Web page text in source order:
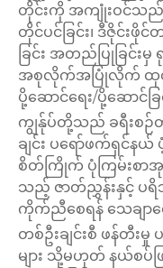
တိုင်းကို အကျုံးဝင်သည်-
တိုင်ပင်ခြင်း၊ ဒီဇိုင်းဖို
ခြင်း အတည်ပြုခြင်းမှ
အစုလိုက်အပြုံလိုက် ထုတ်
ပို့ဆောင်ရေး/ပို့ဆောင်ခ
ကျွန်ုပ်တို့သည် ခရီးစဉ်
ချင်း ပရော်ဖက်ရှင်န
စိတ်ကြိုက် ပုံကြမ်းစာ
သည့် ဇာတ်ညွှန်းနှင့် ပရိ
ကိုက်ညီစေရန် သေချာ
တစ်ဦးချင်းစီ ဖန်တီးမှု
များ သို့မဟုတ် နယ်စပ်ဖ